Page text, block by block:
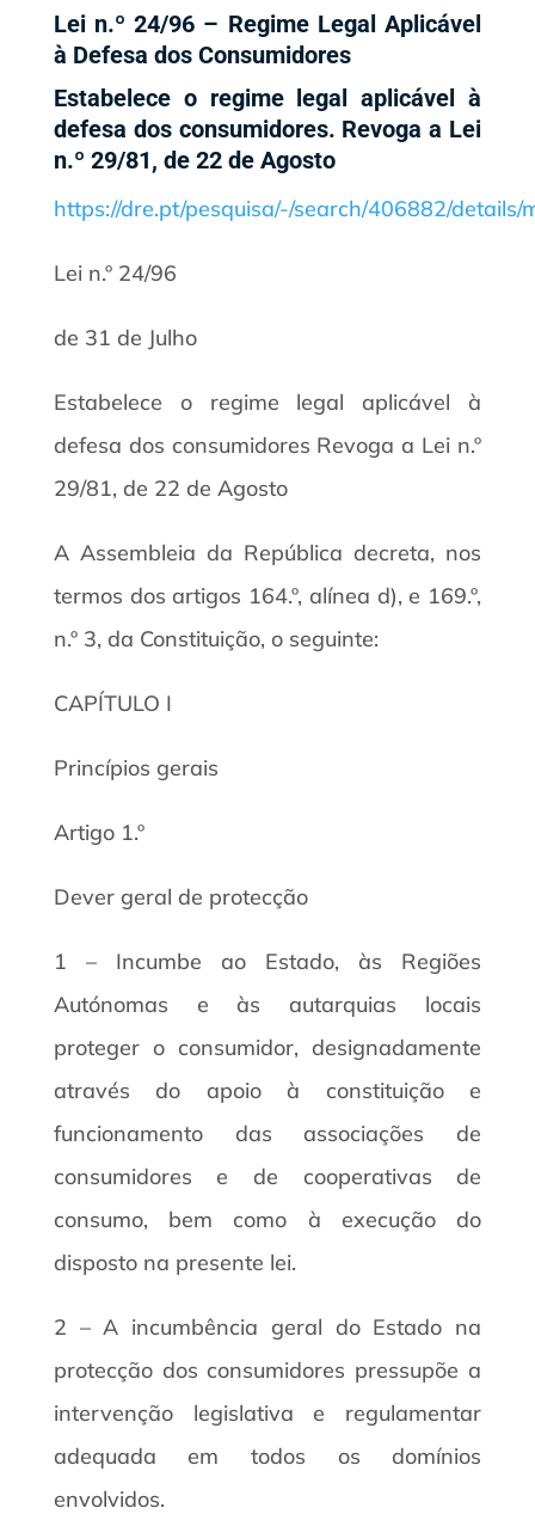
Lei n.º 24/96 – Regime Legal Aplicável
à Defesa dos Consumidores
Estabelece o regime legal aplicável à
defesa dos consumidores. Revoga a Lei
n.º 29/81, de 22 de Agosto
https://dre.pt/pesquisa/-/search/406882/details/
Lei n.º 24/96
de 31 de Julho
Estabelece o regime legal aplicável à
defesa dos consumidores Revoga a Lei n.º
29/81, de 22 de Agosto
A Assembleia da República decreta, nos
termos dos artigos 164.º, alínea d), e 169.º,
n.º 3, da Constituição, o seguinte:
CAPÍTULO I
Princípios gerais
Artigo 1.º
Dever geral de protecção
1 – Incumbe ao Estado, às Regiões
Autónomas e às autarquias locais
proteger o consumidor, designadamente
através do apoio à constituição e
funcionamento das associações de
consumidores e de cooperativas de
consumo, bem como à execução do
disposto na presente lei.
2 – A incumbência geral do Estado na
protecção dos consumidores pressupõe a
intervenção legislativa e regulamentar
adequada em todos os domínios
envolvidos.